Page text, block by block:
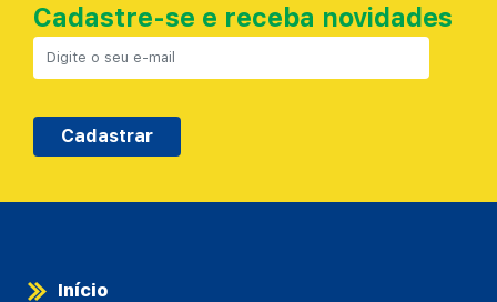
Cadastre-se e receba novidades
Cadastrar
Início